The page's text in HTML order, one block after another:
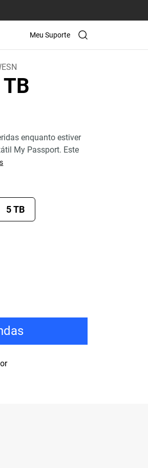
Meu Suporte
enquanto estiver
My Passport. Este
5 TB